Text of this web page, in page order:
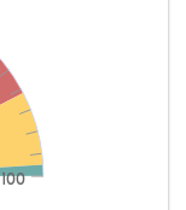
100